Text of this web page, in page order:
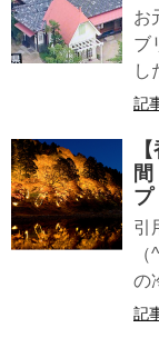
お
ブ
し
記
プ
引
の
記